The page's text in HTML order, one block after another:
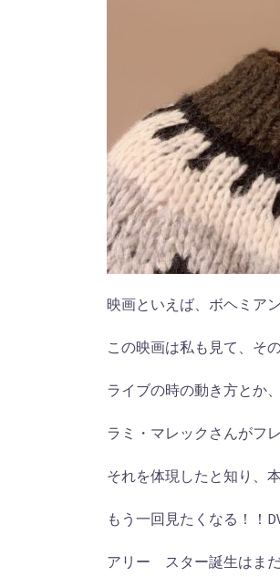
映画といえば、ボヘミア
この映画は私も見て、そ
ライブの時の動き方とか
ラミ・マレックさんがフ
それを体現したと知り、
もう一回見たくなる！！
アリー スター誕生はま